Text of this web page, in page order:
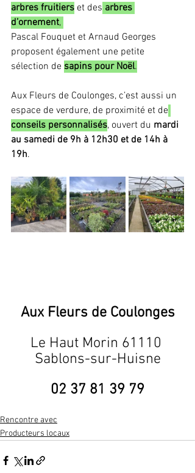
arbres fruitiers et des arbres
d’ornement,
Pascal Fouquet et Arnaud Georges
proposent également une petite
sélection de sapins pour Noël.
Aux Fleurs de Coulonges, c’est aussi un
espace de verdure, de proximité et de
conseils personnalisés, ouvert du mardi
au samedi de 9h à 12h30 et de 14h à
19h.
Aux Fleurs de Coulonges
Le Haut Morin 61110
Sablons-sur-Huisne
02 37 81 39 79
Rencontre avec
Producteurs locaux